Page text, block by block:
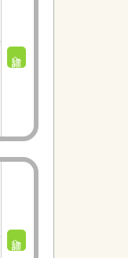
詳細へ
詳細へ